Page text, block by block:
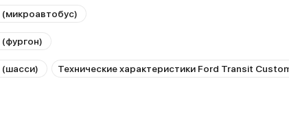
и привычно. Кнопки красивые. Бак
на отлично. Нравится звук
Под полом в
(микроавтобус)
(фургон)
(шасси) Технические характеристики Ford Transit